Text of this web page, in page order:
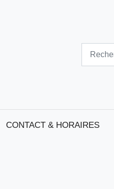
CONTACT & HORAIRES